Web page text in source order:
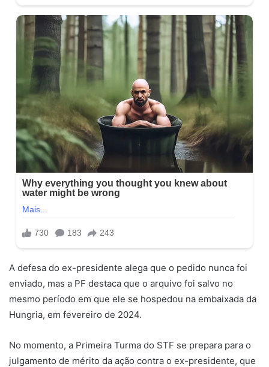
A defesa do ex-presidente alega que o pedido nunca foi
enviado, mas a PF destaca que o arquivo foi salvo no
mesmo período em que ele se hospedou na embaixada da
Hungria, em fevereiro de 2024.
No momento, a Primeira Turma do STF se prepara para o
julgamento de mérito da ação contra o ex-presidente, que